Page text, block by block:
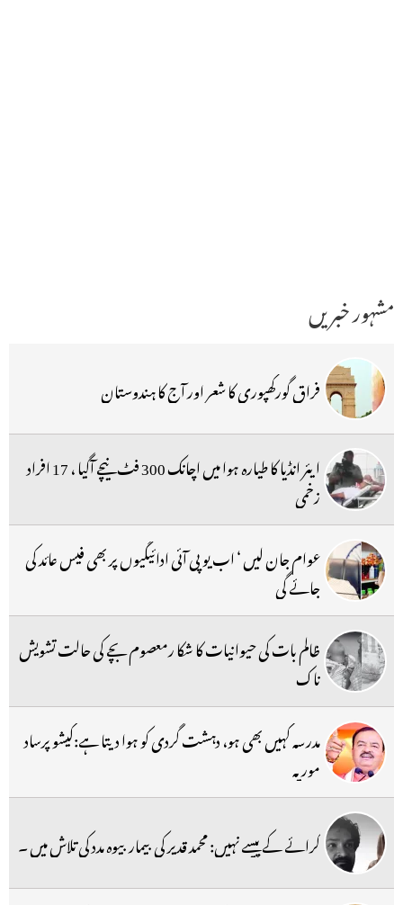
مشہور خبریں
فراق گورکھپوری کا شعر اور آج کا ہندوستان
ایئر انڈیا کا طیارہ ہوا میں اچانک 300 فٹ نیچے آگیا ، 17 افراد
زخمی
عوام جان لیں ‘ اب یو پی آئی ادائیگیوں پر بھی فیس عائد کی
جائے گی
ظالم بات کی حیوانیات کا شکا رمعصوم بچے کی حالت تشویش
ناک
مدرسہ کہیں بھی ہو، دہشت گردی کو ہوا دیتا ہے:کیشو پرساد
موریہ
کرائے کے پیسے نہیں: محمد قدیر کی بیمار بیوہ مدد کی تلاش میں ۔